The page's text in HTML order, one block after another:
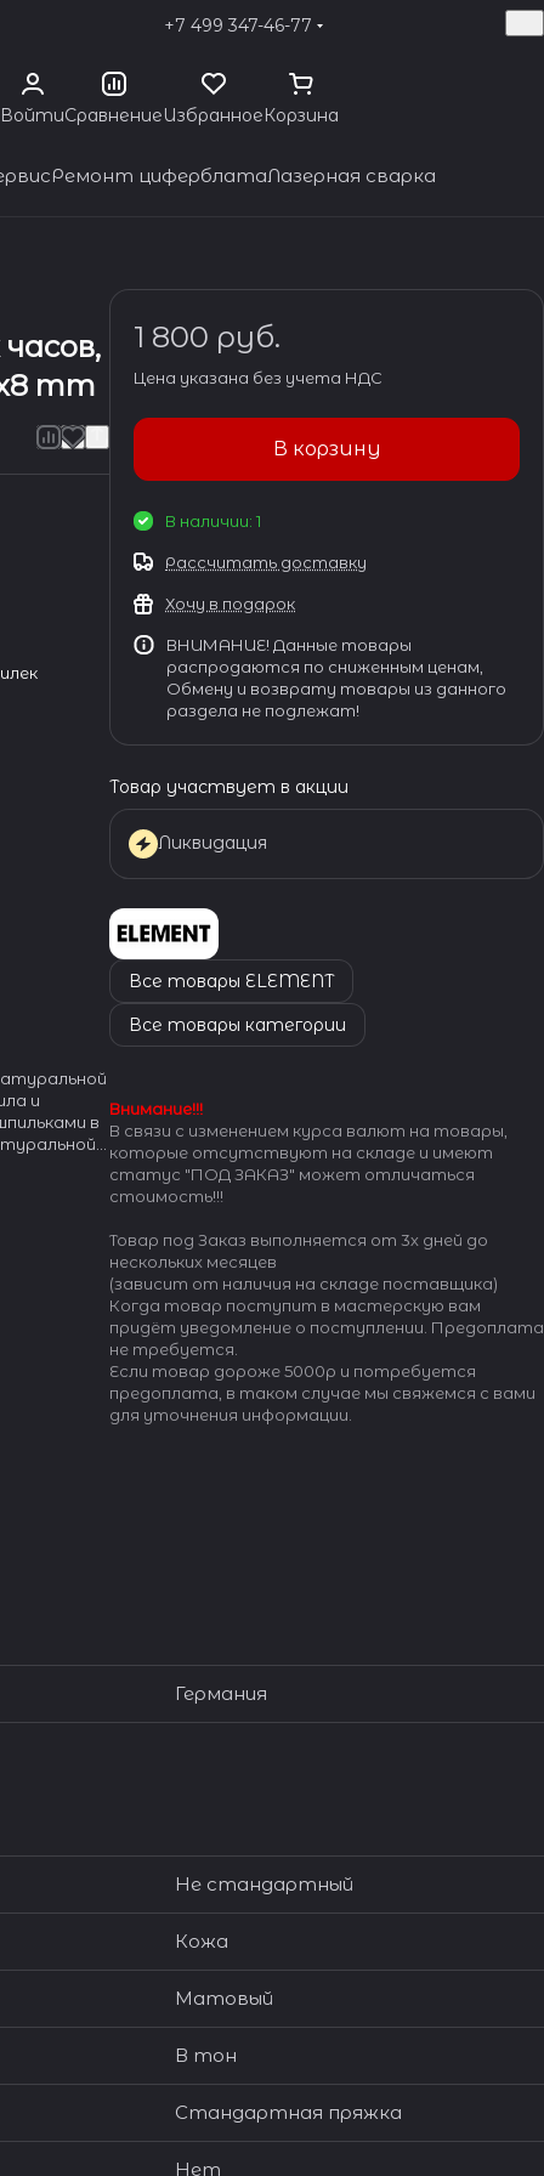
+7 499 347-46-77
ВойтиСравнениеИзбранноеКорзина
Ремонт циферблатаЛазерная сварка
mm
и
в
1 800 руб.
Цена указана без учета НДС
В корзину
В наличии: 1
Рассчитать доставку
Хочу в подарок
ВНИМАНИЕ! Данные товары
распродаются по сниженным ценам,
Обмену и возврату товары из данного
раздела не подлежат!
Товар участвует в акции
Ликвидация
Все товары ELEMENT
Все товары категории
Внимание!!!
В связи с изменением курса валют на товары,
которые отсутствуют на складе и имеют
статус "ПОД ЗАКАЗ" может отличаться
стоимость!!!
Товар под Заказ выполняется от 3х дней до
нескольких месяцев
(зависит от наличия на складе поставщика)
Когда товар поступит в мастерскую вам
придёт уведомление о поступлении. Предоплата
не требуется.
Если товар дороже 5000р и потребуется
предоплата, в таком случае мы свяжемся с вами
для уточнения информации.
Германия
Не стандартный
Кожа
Матовый
В тон
Стандартная пряжка
Нет